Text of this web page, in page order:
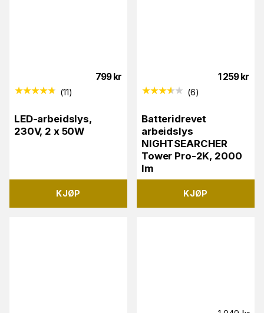
799 kr
(11)
LED-arbeidslys,
230V, 2 x 50W
KJØP
1 259 kr
(6)
Batteridrevet
arbeidslys
NIGHTSEARCHER
Tower Pro-2K, 2000
lm
KJØP